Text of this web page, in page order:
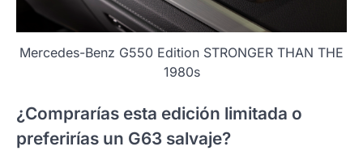
Mercedes-Benz G550 Edition STRONGER THAN THE
1980s
¿Comprarías esta edición limitada o
preferirías un G63 salvaje?